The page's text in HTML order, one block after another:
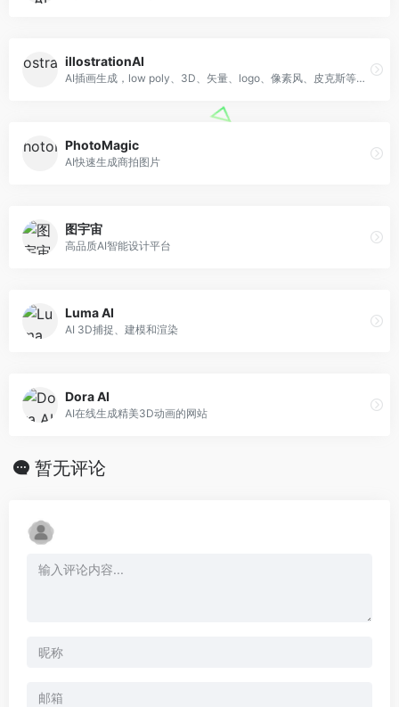
illostrationAI
AI插画生成，low poly、3D、矢量、logo、像素风、皮克斯等风格
PhotoMagic
AI快速生成商拍图片
图宇宙
高品质AI智能设计平台
Luma AI
AI 3D捕捉、建模和渲染
Dora AI
AI在线生成精美3D动画的网站
暂无评论